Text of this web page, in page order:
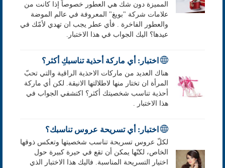
المميزة دون شك هي العطور خصوصاً إذا كانت من
علامات شركة "بويغ" المعروفة في عالم الموضة
والعطور الفاخرة . فأي عطر يجب ان تهدي لأمّك في
عيدها؟ اليك الجواب في هذا الاختبار.
اختبار: أي ماركة أحذية تناسبكِ أكثر؟
هناك العديد من ماركات الاحذية الراقية والتي تحبّ
المرأة ان تختار منها لاطلالتها الانيقة. لكن أي ماركة
أحذية تناسب شخصيتك أكثر؟ اكتشفي الجواب في
هذا الاختبار .
اختبار: أي تسريحة عروس تناسبك؟
لكلّ عروس تسريحة تناسب شخصيتها وتعكس ذوقها
الخاص، لكنّها يمكن أن تقع في حيرة كبيرة حول
اختيار التسريحة المناسبة. فاليك هذا الاختبار الذي